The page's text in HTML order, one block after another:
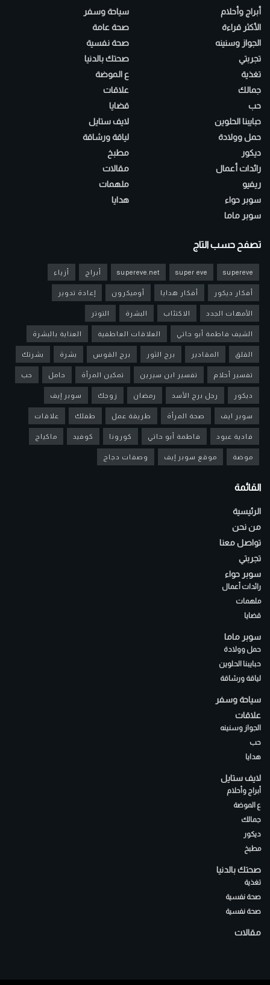
أبراج وأحلام
الأكثر قراءة
الجواز وسنينه
تجربتي
تغذية
جمالك
حب
حبايبنا الحلوين
حمل وولادة
ديكور
رائدات أعمال
ريفيو
سوبر حواء
سوبر ماما
سياحة وسفر
صحة عامة
صحة نفسية
صحتك بالدنيا
ع الموضة
علاقات
قضايا
لايف ستايل
لياقة ورشاقة
مطبخ
مقالات
ملهمات
هدايا
تصفح حسب التاج
supereve
super eve
supereve.net أبراج أزياء
أفكار ديكور أفكار هدايا أوميكرون إعادة تدوير
الأمهات الجدد الاكتئاب البشرة التوتر
الشيف فاطمة أبو حاتي العلاقات العاطفية العناية بالبشرة
القلق المقادير برج الثور برج القوس بشرة بشرتك
تفسير أحلام تفسير ابن سيرين تمكين المرأة حامل حب
ديكور رجل برج الأسد رمضان زوجك سوبر إيف
سوبر ايف صحة المرأة طريقة عمل طفلك علاقات
فادية عبود فاطمة أبو حاتي كورونا كوفيد ماكياج
موضة موقع سوبر إيف وصفات دجاج
القائمة
الرئيسية
من نحن
تواصل معنا
تجربتي
سوبر حواء
رائدات أعمال
ملهمات
قضايا
سوبر ماما
حمل وولادة
حبايبنا الحلوين
لياقة ورشاقة
سياحة وسفر
علاقات
الجواز وسنينه
حب
هدايا
لايف ستايل
أبراج وأحلام
ع الموضة
جمالك
ديكور
مطبخ
صحتك بالدنيا
تغذية
صحة نفسية
صحة نفسية
مقالات